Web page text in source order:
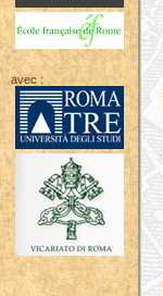
avec :